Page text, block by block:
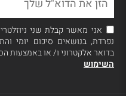
אני מאשר קבלת שני
נפרדת, בנושאים סיכום יומי
בדואר אלקטרוני ו/ או באמצעות
השימוש